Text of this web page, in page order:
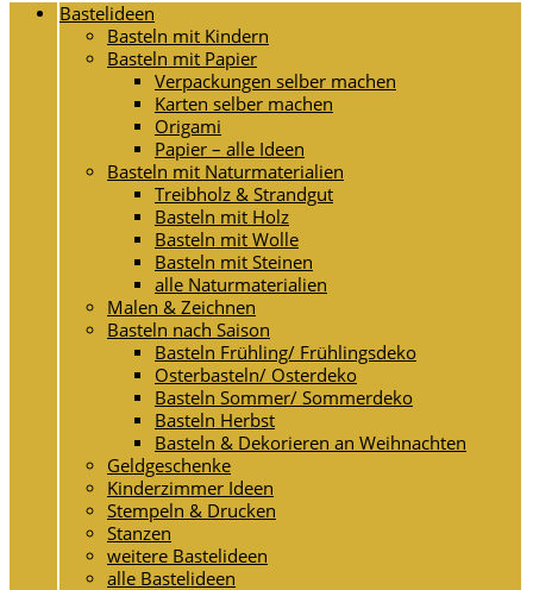
Bastelideen
Basteln mit Kindern
Basteln mit Papier
Verpackungen selber machen
Karten selber machen
Origami
Papier – alle Ideen
Basteln mit Naturmaterialien
Treibholz & Strandgut
Basteln mit Holz
Basteln mit Wolle
Basteln mit Steinen
alle Naturmaterialien
Malen & Zeichnen
Basteln nach Saison
Basteln Frühling/ Frühlingsdeko
Osterbasteln/ Osterdeko
Basteln Sommer/ Sommerdeko
Basteln Herbst
Basteln & Dekorieren an Weihnachten
Geldgeschenke
Kinderzimmer Ideen
Stempeln & Drucken
Stanzen
weitere Bastelideen
alle Bastelideen